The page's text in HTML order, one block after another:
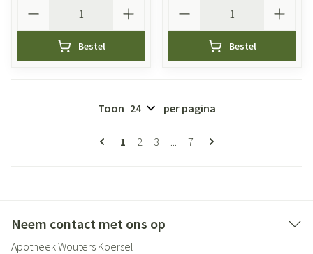
Bestel Bestel
Pagina's
U lees momenteel pagina
1 Pagina
2 Pagina
3 ... Pagina
7
Toon per pagina
Neem contact met ons op
Apotheek Wouters Koersel